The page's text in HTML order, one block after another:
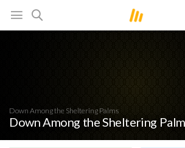
Down Among the Sheltering Palms
Down Among the Sheltering